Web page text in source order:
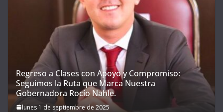
Regreso a Clases con Apoyo y Compromiso:
Seguimos la Ruta que Marca Nuestra
Gobernadora Rocío Nahle.
lunes 1 de septiembre de 2025